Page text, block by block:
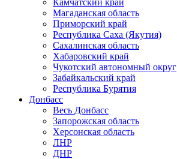
Камчатский край
Магаданская область
Приморский край
Республика Саха (Якутия)
Сахалинская область
Хабаровский край
Чукотский автономный округ
Забайкальский край
Республика Бурятия
Донбасс
Весь Донбасс
Запорожская область
Херсонская область
ЛНР
ДНР